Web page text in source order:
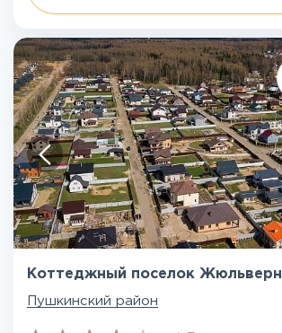
Коттеджный поселок Жюльверн
Пушкинский район